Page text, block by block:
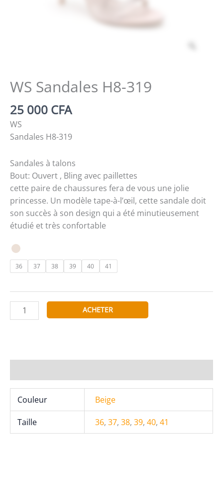
WS Sandales H8-319
25 000 CFA
WS
Sandales H8-319
Sandales à talons
Bout: Ouvert , Bling avec paillettes
cette paire de chaussures fera de vous une jolie
princesse. Un modèle tape-à-l’œil, cette sandale doit
son succès à son design qui a été minutieusement
étudié et très confortable
36 37 38 39 40 41
quantité
de
ACHETER
Couleur Beige
Taille 36,37,38,39,40,41